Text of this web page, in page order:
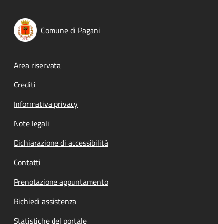
Comune di Pagani
Footer menu
Area riservata
Crediti
Informativa privacy
Note legali
Dichiarazione di accessibilità
Contatti
Prenotazione appuntamento
Richiedi assistenza
Statistiche del portale